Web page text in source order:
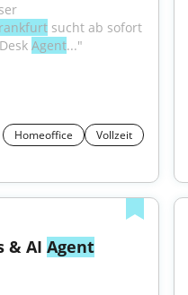
sucht ab sofort
Agent..."
Homeoffice Vollzeit
& AI Agent